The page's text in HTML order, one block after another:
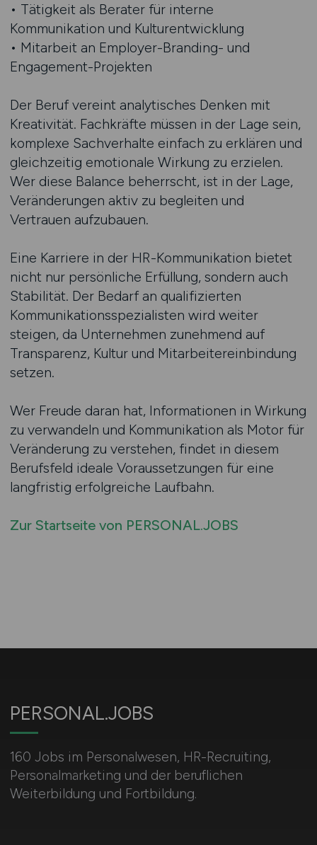
• Tätigkeit als Berater für interne
Kommunikation und Kulturentwicklung
• Mitarbeit an Employer-Branding- und
Engagement-Projekten
Der Beruf vereint analytisches Denken mit
Kreativität. Fachkräfte müssen in der Lage sein,
komplexe Sachverhalte einfach zu erklären und
gleichzeitig emotionale Wirkung zu erzielen.
Wer diese Balance beherrscht, ist in der Lage,
Veränderungen aktiv zu begleiten und
Vertrauen aufzubauen.
Eine Karriere in der HR-Kommunikation bietet
nicht nur persönliche Erfüllung, sondern auch
Stabilität. Der Bedarf an qualifizierten
Kommunikationsspezialisten wird weiter
steigen, da Unternehmen zunehmend auf
Transparenz, Kultur und Mitarbeitereinbindung
setzen.
Wer Freude daran hat, Informationen in Wirkung
zu verwandeln und Kommunikation als Motor für
Veränderung zu verstehen, findet in diesem
Berufsfeld ideale Voraussetzungen für eine
langfristig erfolgreiche Laufbahn.
Zur Startseite von PERSONAL.JOBS
PERSONAL.JOBS
160 Jobs im Personalwesen, HR-Recruiting,
Personalmarketing und der beruflichen
Weiterbildung und Fortbildung.